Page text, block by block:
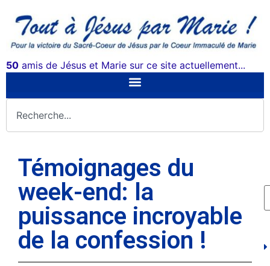
50 amis de Jésus et Marie sur ce site actuellement...
Témoignages du
week-end: la
puissance incroyable
de la confession !